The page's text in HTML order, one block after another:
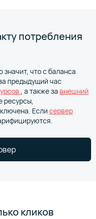
потребления
значит, что с баланса
предыдущий час
, а такжеза внешний
ресурсы,
Если сервер
кликов